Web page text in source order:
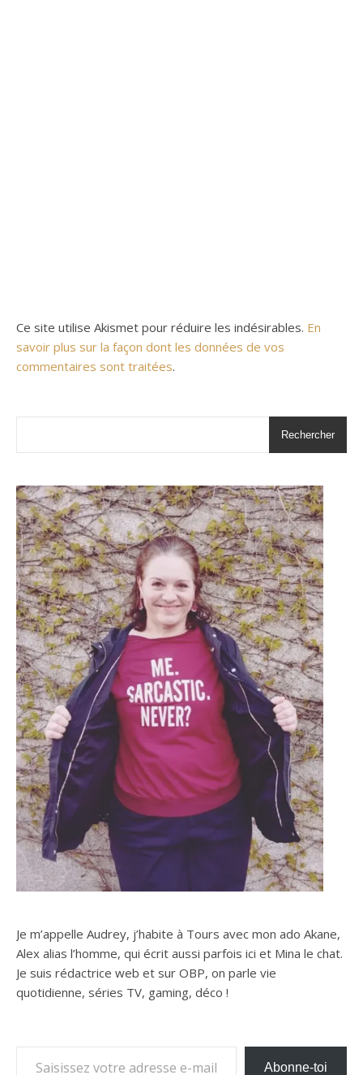
Ce site utilise Akismet pour réduire les indésirables. En
savoir plus sur la façon dont les données de vos
commentaires sont traitées.
Rechercher
Je m’appelle Audrey, j’habite à Tours avec mon ado Akane,
Alex alias l’homme, qui écrit aussi parfois ici et Mina le chat.
Je suis rédactrice web et sur OBP, on parle vie
quotidienne, séries TV, gaming, déco !
Abonne-toi